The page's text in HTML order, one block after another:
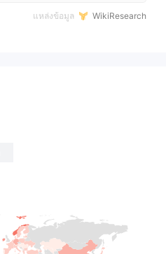
แหล่งข้อมูล WikiResearch